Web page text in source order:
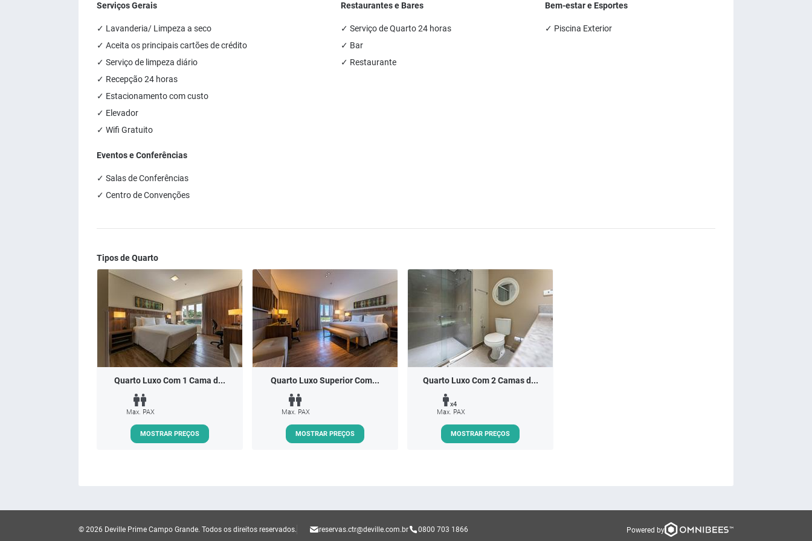
Serviços Gerais
✓ Lavanderia/ Limpeza a seco
✓ Aceita os principais cartões de crédito
✓ Serviço de limpeza diário
✓ Recepção 24 horas
✓ Estacionamento com custo
✓ Elevador
✓ Wifi Gratuito
Restaurantes e Bares
✓ Serviço de Quarto 24 horas
✓ Bar
✓ Restaurante
Bem-estar e Esportes
✓ Piscina Exterior
Eventos e Conferências
✓ Salas de Conferências
✓ Centro de Convenções
Tipos de Quarto
Quarto Luxo Com 1 Cama d...
Max. PAX
MOSTRAR PREÇOS
Quarto Luxo Superior Com...
Max. PAX
MOSTRAR PREÇOS
Quarto Luxo Com 2 Camas d...
x4
Max. PAX
MOSTRAR PREÇOS
reservas.ctr@deville.com.br 0800 703 1866
© 2026 Deville Prime Campo Grande. Todos os direitos reservados. Powered by